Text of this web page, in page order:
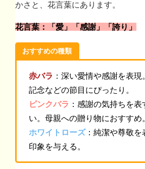
かさと、花言葉にあります。
花言葉：「愛」「感謝」「誇り」
おすすめの種類
赤バラ ：深い愛情や感謝を表
記念などの節目にぴったり。
ピンクバラ ：感謝の気持ちを
い。母親への贈り物におすすめ
ホワイトローズ：純潔や尊敬を
印象を与える。